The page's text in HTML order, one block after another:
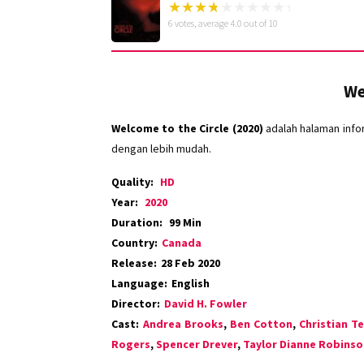
6 votes, average 4.0 out of 10
Welcome to the Circle (2020) adalah halaman
dengan lebih mudah.
Quality: HD
Year: 2020
Duration: 99 Min
Country: Canada
Release: 28 Feb 2020
Language: English
Director: David H. Fowler
Cast: Andrea Brooks, Ben Cotton, Christian
Rogers,Spencer Drever, Taylor Dianne